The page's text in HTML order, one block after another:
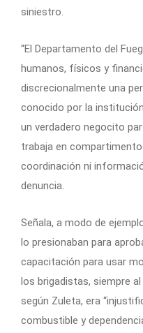
siniestro.
“El Departamento del
humanos, físicos y
discrecionalmente una
conocido por la
un verdadero negocito
trabaja en
coordinación ni
denuncia.
Señala, a modo de
lo presionaban para
capacitación para usar
los brigadistas, siempre
según Zuleta, era
combustible y